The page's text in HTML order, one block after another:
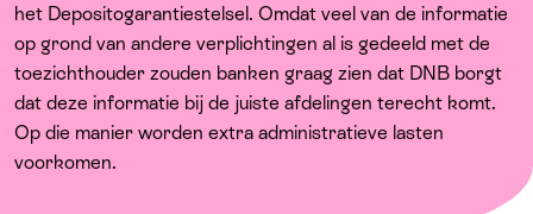
het Depositogarantiestelsel. Omdat veel van de informatie
op grond van andere verplichtingen al is gedeeld met de
toezichthouder zouden banken graag zien dat DNB borgt
dat deze informatie bij de juiste afdelingen terecht komt.
Op die manier worden extra administratieve lasten
voorkomen.